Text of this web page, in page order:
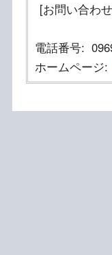
[お問い合わ
電話番号:
ホームページ: